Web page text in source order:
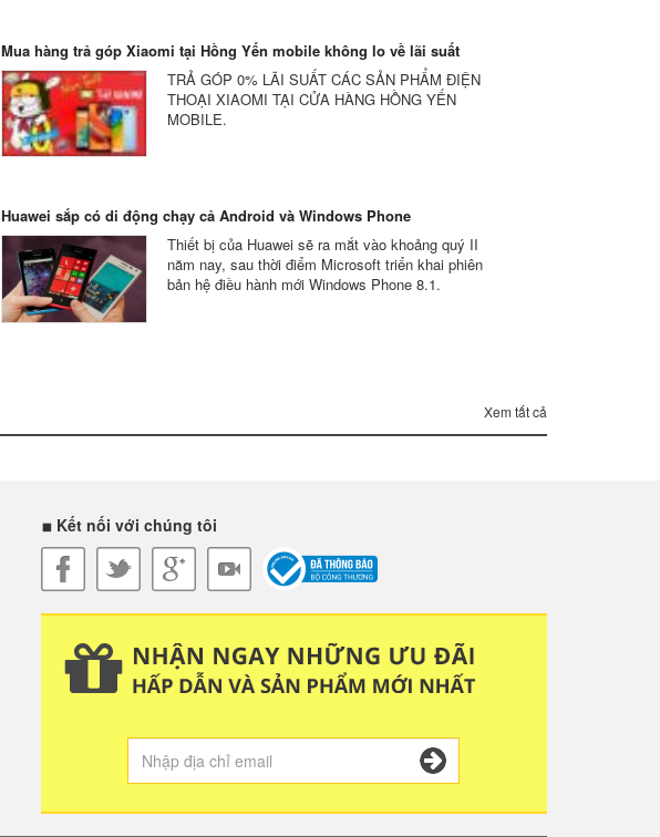
Mua hàng trả góp Xiaomi tại Hồng Yến mobile không lo về lãi suất
TRẢ GÓP 0% LÃI SUẤT CÁC SẢN PHẨM ĐIỆN
THOẠI XIAOMI TẠI CỬA HÀNG HỒNG YẾN
MOBILE.
Huawei sắp có di động chạy cả Android và Windows Phone
Thiết bị của Huawei sẽ ra mắt vào khoảng quý II
năm nay, sau thời điểm Microsoft triển khai phiên
bản hệ điều hành mới Windows Phone 8.1.
Xem tất cả
Kết nối với chúng tôi